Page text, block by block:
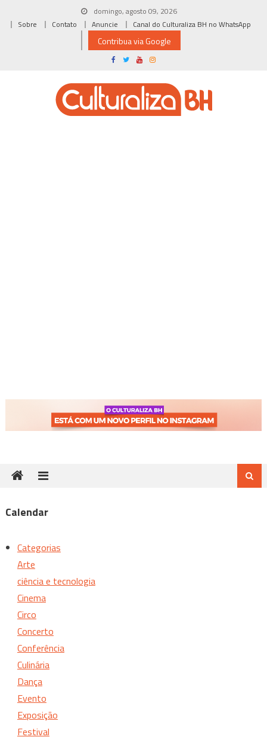
domingo, agosto 09, 2026
Sobre
Contato Anuncie Canal do Culturaliza BH no WhatsApp
Contribua via Google
Calendar
Categorias
Arte
ciência e tecnologia
Cinema
Circo
Concerto
Conferência
Culinária
Dança
Evento
Exposição
Festival